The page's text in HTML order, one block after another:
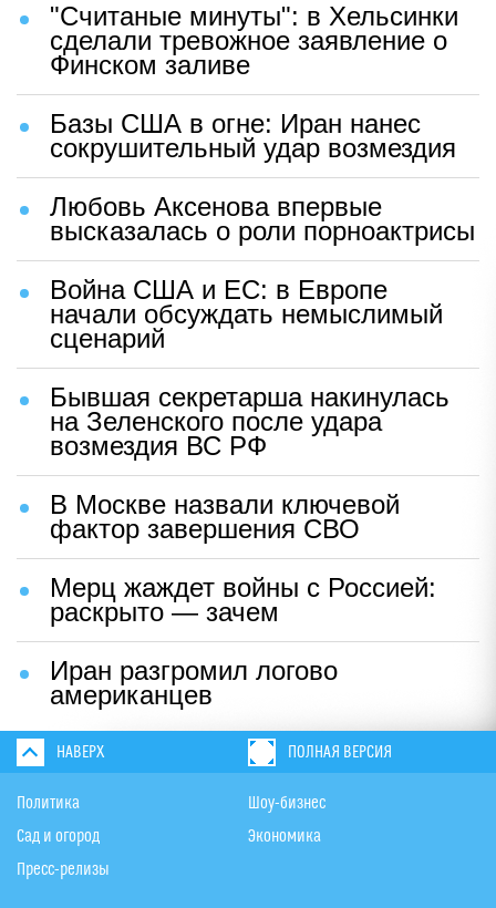
"Считаные минуты": в Хельсинки
сделали тревожное заявление о
Финском заливе
Базы США в огне: Иран нанес
сокрушительный удар возмездия
Любовь Аксенова впервые
высказалась о роли порноактрисы
Война США и ЕС: в Европе
начали обсуждать немыслимый
сценарий
Бывшая секретарша накинулась
на Зеленского после удара
возмездия ВС РФ
В Москве назвали ключевой
фактор завершения СВО
Мерц жаждет войны с Россией:
раскрыто — зачем
Иран разгромил логово
американцев
НАВЕРХ ПОЛНАЯ ВЕРСИЯ
Политика
Сад и огород
Пресс-релизы
Шоу-бизнес
Экономика